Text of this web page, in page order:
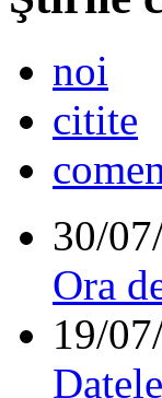
noi
citite
30/
Ora
19/